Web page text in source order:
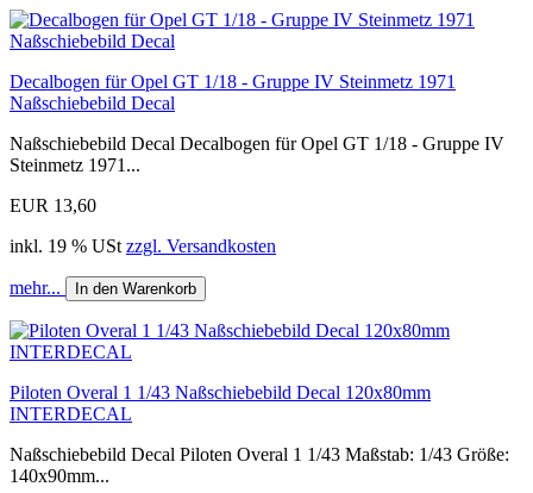
Decalbogen für Opel GT 1/18 - Gruppe IV Steinmetz 1971
Naßschiebebild Decal
Naßschiebebild Decal Decalbogen für Opel GT 1/18 - Gruppe IV
Steinmetz 1971...
EUR 13,60
inkl. 19 % USt zzgl. Versandkosten
mehr... In den Warenkorb
Piloten Overal 1 1/43 Naßschiebebild Decal 120x80mm
INTERDECAL
Naßschiebebild Decal Piloten Overal 1 1/43 Maßstab: 1/43 Größe:
140x90mm...